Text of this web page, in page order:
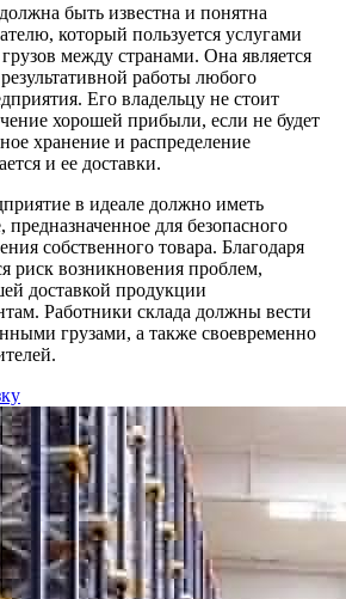
быть известна и понятна
который пользуется услугами
между странами. Она является
работы любого
Его владельцу не стоит
хорошей прибыли, если не будет
хранение и распределение
и ее доставки.
в идеале должно иметь
для безопасного
собственного товара. Благодаря
риск возникновения проблем,
доставкой продукции
Работники склада должны вести
грузами, а также своевременно